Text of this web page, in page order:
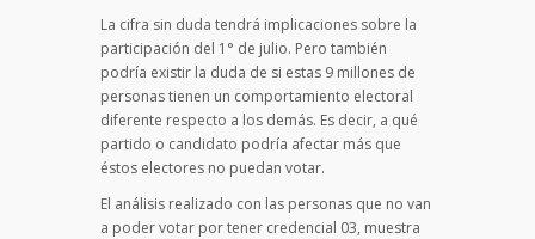
La cifra sin duda tendrá implicaciones sobre la
participación del 1° de julio. Pero también
podría existir la duda de si estas 9 millones de
personas tienen un comportamiento electoral
diferente respecto a los demás. Es decir, a qué
partido o candidato podría afectar más que
éstos electores no puedan votar.
El análisis realizado con las personas que no van
a poder votar por tener credencial 03, muestra